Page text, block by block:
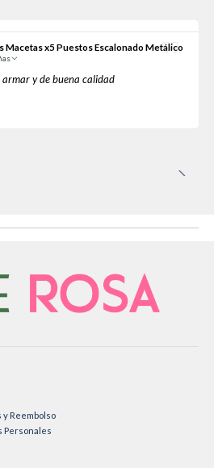
Macetas x5 Puestos Escalonado Metálico
y de buena calidad
Reembolso
Personales